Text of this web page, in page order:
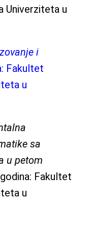
Univerziteta u
i
Fakultet
u
sa
u petom
Fakultet
u